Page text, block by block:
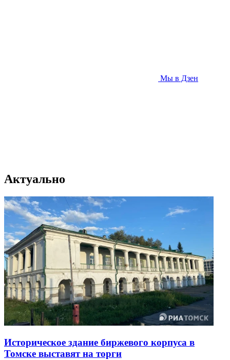
Мы в Дзен
Актуально
Историческое здание биржевого корпуса в
Томске выставят на торги